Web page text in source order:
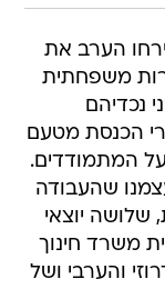
הערב את
משפחתית
נכדיהם
הכנסת מטעם
המתמודדים.
שהעבודה
יוצאי
משרד חינוך
והערבי ושל